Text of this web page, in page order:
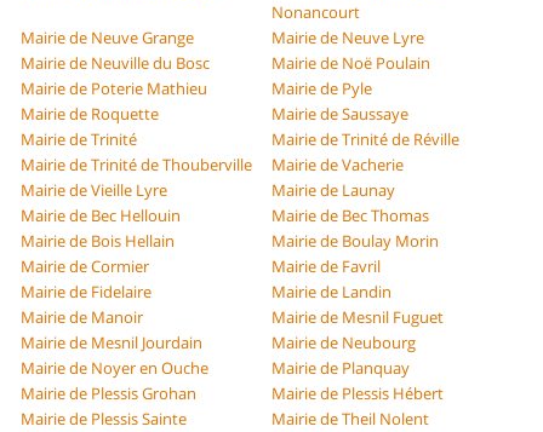
Nonancourt
Mairie de Neuve Grange
Mairie de Neuve Lyre
Mairie de Neuville du Bosc
Mairie de Noë Poulain
Mairie de Poterie Mathieu
Mairie de Pyle
Mairie de Roquette
Mairie de Saussaye
Mairie de Trinité
Mairie de Trinité de Réville
Mairie de Trinité de Thouberville
Mairie de Vacherie
Mairie de Vieille Lyre
Mairie de Launay
Mairie de Bec Hellouin
Mairie de Bec Thomas
Mairie de Bois Hellain
Mairie de Boulay Morin
Mairie de Cormier
Mairie de Favril
Mairie de Fidelaire
Mairie de Landin
Mairie de Manoir
Mairie de Mesnil Fuguet
Mairie de Mesnil Jourdain
Mairie de Neubourg
Mairie de Noyer en Ouche
Mairie de Planquay
Mairie de Plessis Grohan
Mairie de Plessis Hébert
Mairie de Plessis Sainte
Mairie de Theil Nolent